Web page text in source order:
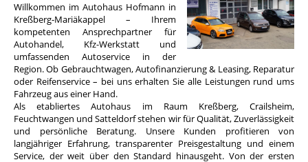
Willkommen im Autohaus Hofmann in
Kreßberg-Mariäkappel – Ihrem
kompetenten Ansprechpartner für
Autohandel, Kfz-Werkstatt und
umfassenden Autoservice in der
Region. Ob Gebrauchtwagen, Autofinanzierung & Leasing, Reparatur
oder Reifenservice – bei uns erhalten Sie alle Leistungen rund ums
Fahrzeug aus einer Hand.
Als etabliertes Autohaus im Raum Kreßberg, Crailsheim,
Feuchtwangen und Satteldorf stehen wir für Qualität, Zuverlässigkeit
und persönliche Beratung. Unsere Kunden profitieren von
langjähriger Erfahrung, transparenter Preisgestaltung und einem
Service, der weit über den Standard hinausgeht. Von der ersten